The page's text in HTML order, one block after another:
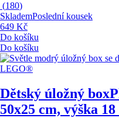
(180)
SklademPoslední kousek
649 Kč
Do košíku
Do košíku
LEGO®
Dětský úložný box
50x25 cm, výška